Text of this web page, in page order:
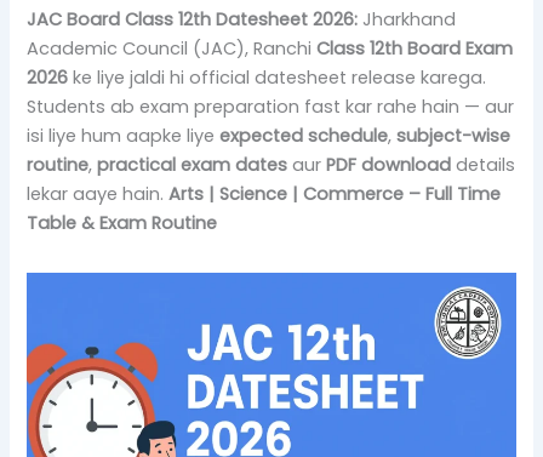
JAC Board Class 12th Datesheet 2026: Jharkhand
Academic Council (JAC), RanchiClass 12th Board Exam
2026 ke liye jaldi hi official datesheet release karega.
Students ab exam preparation fast kar rahe hain — aur
isi liye hum aapke liyeexpected schedule,subject-wise
routine,practical exam dates aurPDF download details
lekar aaye hain.Arts | Science | Commerce – Full Time
Table & Exam Routine